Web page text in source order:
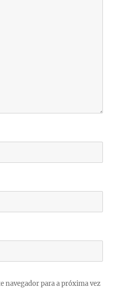
navegador para a próxima vez